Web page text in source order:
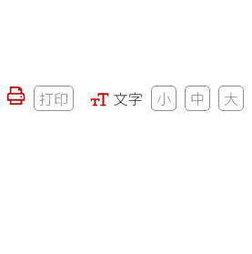
打印 文字 小 中 大